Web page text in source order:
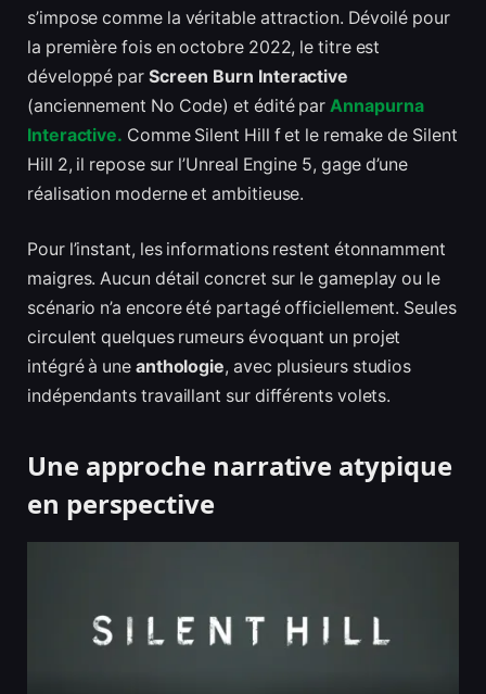
s’impose comme la véritable attraction. Dévoilé pour
la première fois en octobre 2022, le titre est
développé par Screen Burn Interactive
(anciennement No Code) et édité parAnnapurna
Interactive. Comme Silent Hill f et le remake de Silent
Hill 2, il repose sur l’Unreal Engine 5, gage d’une
réalisation moderne et ambitieuse.
Pour l’instant, les informations restent étonnamment
maigres. Aucun détail concret sur le gameplay ou le
scénario n’a encore été partagé officiellement. Seules
circulent quelques rumeurs évoquant un projet
intégré à une anthologie, avec plusieurs studios
indépendants travaillant sur différents volets.
Une approche narrative atypique
en perspective